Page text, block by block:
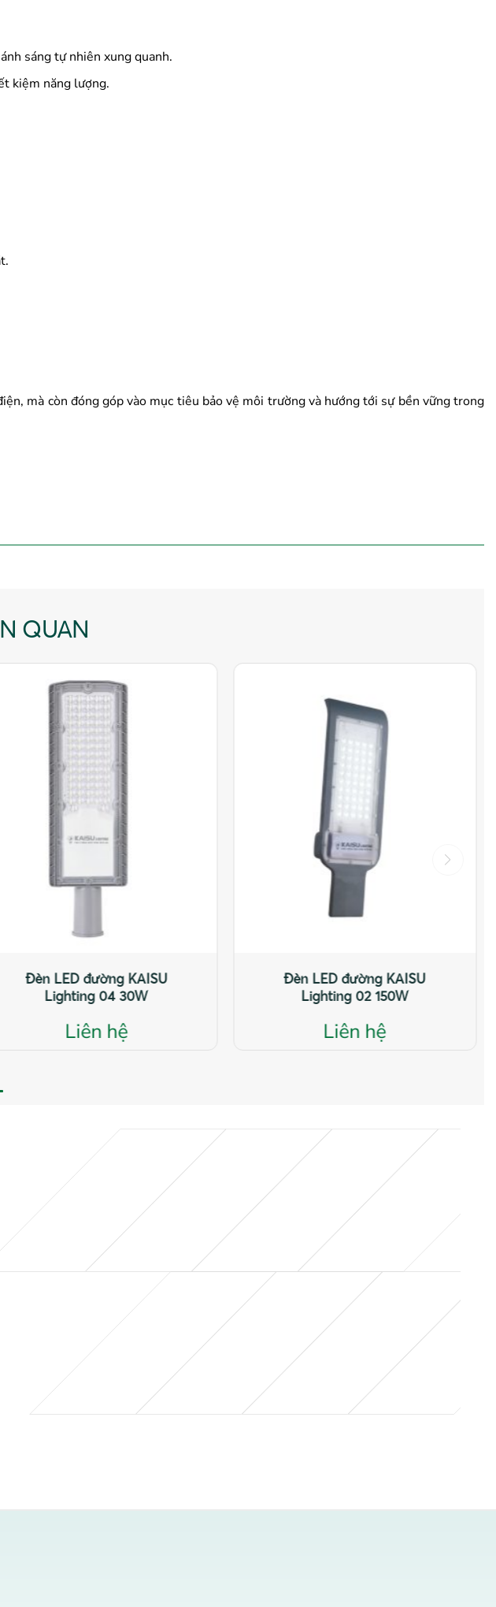
sáng tự nhiên xung quanh.
kiệm năng lượng.
mà còn đóng góp vào mục tiêu bảo vệ môi trường và hướng tới sự bền vững trong
QUAN
Đèn LED đường KAISU
Đèn LED